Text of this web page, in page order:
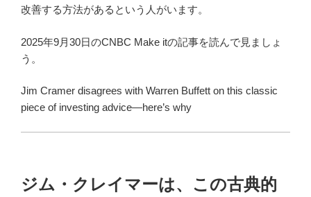
改善する方法があるという人がいます。
2025年9月30日のCNBC Make itの記事を読んで見ましょ
う。
Jim Cramer disagrees with Warren Buffett on this classic
piece of investing advice—here’s why
ジム・クレイマーは、この古典的